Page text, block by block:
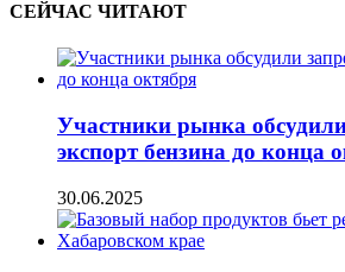
СЕЙЧАС ЧИТАЮТ
Участники рынка
экспорт бензина до конца
30.06.2025